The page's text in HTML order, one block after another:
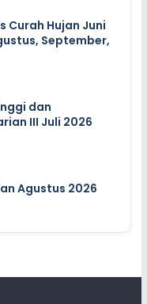
Curah Hujan Juni
September,
dan
III Juli 2026
Agustus 2026